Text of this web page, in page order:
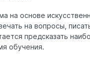
на основе
на вопросы,
предсказать
обучения.